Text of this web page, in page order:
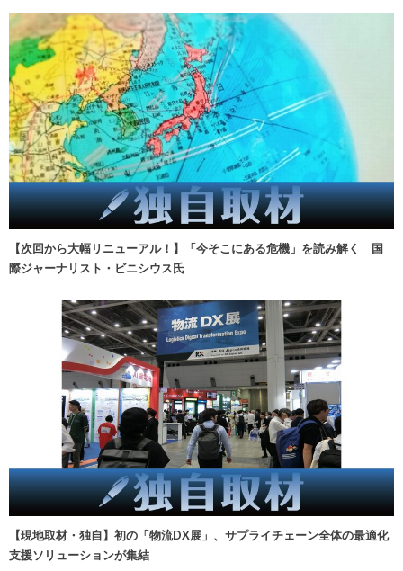
【次回から大幅リニューアル！】「今そこにある危機」を読み解く 国
際ジャーナリスト・ビニシウス氏
【現地取材・独自】初の「物流DX展」、サプライチェーン全体の最適化
支援ソリューションが集結